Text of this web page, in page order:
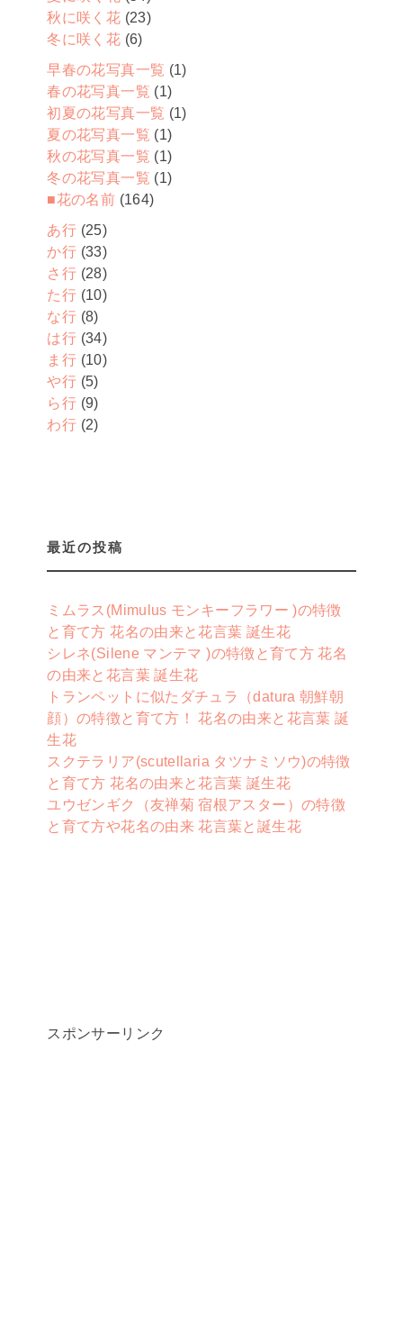
秋に咲く花 (23)
冬に咲く花 (6)
早春の花写真一覧 (1)
春の花写真一覧 (1)
初夏の花写真一覧 (1)
夏の花写真一覧 (1)
秋の花写真一覧 (1)
冬の花写真一覧 (1)
■花の名前 (164)
あ行 (25)
か行 (33)
さ行 (28)
た行 (10)
な行 (8)
は行 (34)
ま行 (10)
や行 (5)
ら行 (9)
わ行 (2)
最近の投稿
ミムラス(Mimulus モンキーフラワー )の特徴
と育て方 花名の由来と花言葉 誕生花
シレネ(Silene マンテマ )の特徴と育て方 花名
の由来と花言葉 誕生花
トランペットに似たダチュラ（datura 朝鮮朝
顔）の特徴と育て方！ 花名の由来と花言葉 誕
生花
スクテラリア(scutellaria タツナミソウ)の特徴
と育て方 花名の由来と花言葉 誕生花
ユウゼンギク（友禅菊 宿根アスター）の特徴
と育て方や花名の由来 花言葉と誕生花
スポンサーリンク